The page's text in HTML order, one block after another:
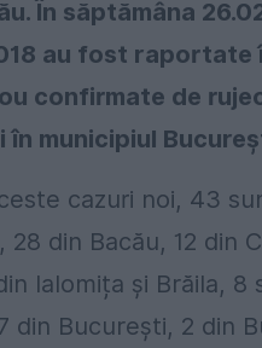
În săptămâna
au fost raportate
confirmate de
în municipiul
cazuri noi, 43
28 din Bacău, 12 din
Ialomița și Brăila, 8
din București, 2 din